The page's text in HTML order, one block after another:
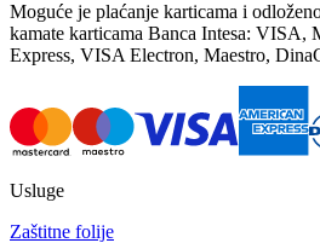
Moguće je plaćanje karticama i
kamate karticama Banca Intesa: VISA,
Express, VISA Electron, Maestro,
Usluge
Zaštitne folije